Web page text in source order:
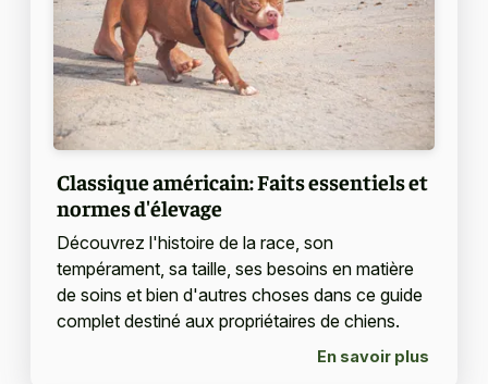
Classique américain: Faits essentiels et
normes d'élevage
Découvrez l'histoire de la race, son
tempérament, sa taille, ses besoins en matière
de soins et bien d'autres choses dans ce guide
complet destiné aux propriétaires de chiens.
En savoir plus